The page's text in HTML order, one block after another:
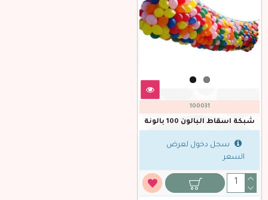
100031
شبكة اسقاط البالون 100 بالونة
سجل دخول لعرض
السعر